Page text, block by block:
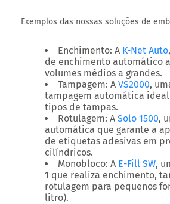
Exemplos das nossas soluções de
Enchimento: A K-Net Auto
de enchimento automático
volumes médios a grandes.
Tampagem: A VS2000,
tampagem automática
tipos de tampas.
Rotulagem: A Solo 1500,
automática que garante a
de etiquetas adesivas em
cilíndricos.
Monobloco: A E-Fill SW,
1 que realiza enchimento,
rotulagem para pequenos
litro).